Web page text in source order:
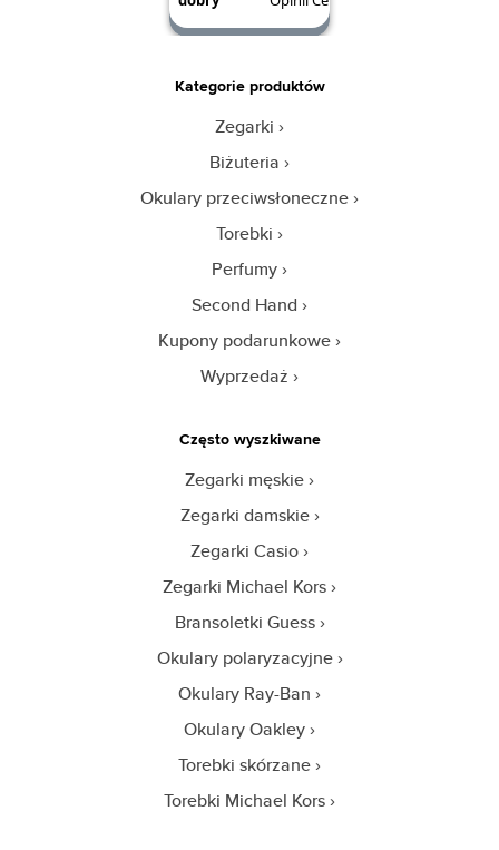
Kategorie produktów
Zegarki
Biżuteria
Okulary przeciwsłoneczne
Torebki
Perfumy
Second Hand
Kupony podarunkowe
Wyprzedaż
Często wyszkiwane
Zegarki męskie
Zegarki damskie
Zegarki Casio
Zegarki Michael Kors
Bransoletki Guess
Okulary polaryzacyjne
Okulary Ray-Ban
Okulary Oakley
Torebki skórzane
Torebki Michael Kors